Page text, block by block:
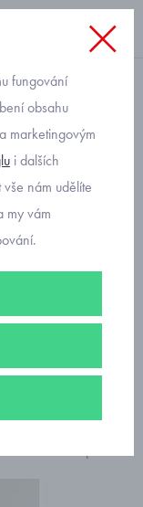
nahradí punčocháče,
Od nejlevnějšího
fungování
obsahu
marketingovým
i dalších
nám udělíte
my vám